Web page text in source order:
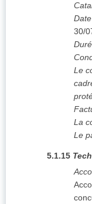
30/
Le
La
Le
5.1.15